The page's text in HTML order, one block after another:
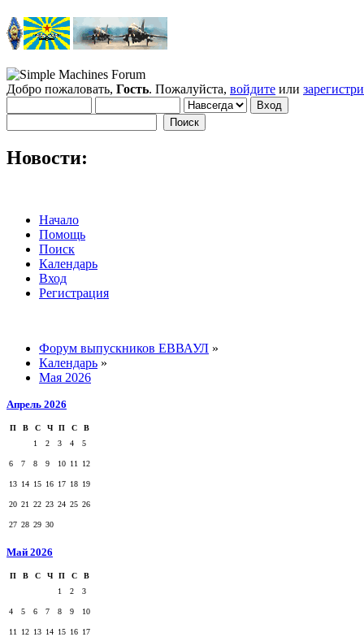
Добро пожаловать, Гость. Пожалуйста, войдите или
Новости:
Начало
Помощь
Поиск
Календарь
Вход
Регистрация
Форум выпускников ЕВВАУЛ »
Календарь »
Мая 2026
Апрель 2026
П В С Ч П С
В
1
2 3 4 5
6 7 8 9 10 11 12
13 14 15 16 17 18 19
20 21 22 23 24 25 26
27 28 29 30
Май 2026
П В С Ч П С
В
1
2 3
4 5 6 7 8 9 10
11 12 13 14 15 16 17